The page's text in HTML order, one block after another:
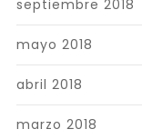
septiembre 2018
mayo 2018
abril 2018
marzo 2018